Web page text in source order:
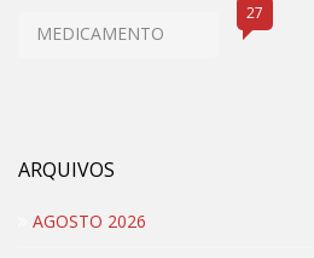
MEDICAMENTO
27
ARQUIVOS
AGOSTO 2026